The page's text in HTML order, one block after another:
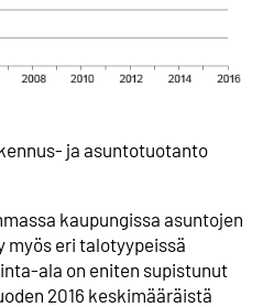
ja asuntotuotanto
kaupungissa asuntojen
myös eri talotyypeissä
ala on eniten supistunut
2016 keskimääräistä